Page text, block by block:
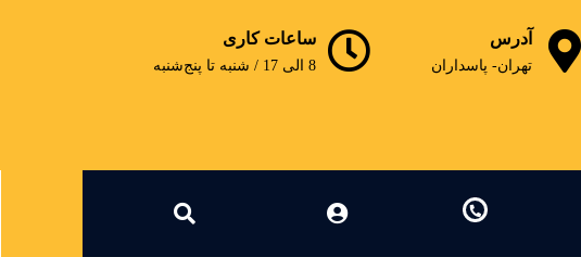
آدرس
تهران- پاسداران
ساعات کاری
8 الی 17 / شنبه تا پنج‌شنبه